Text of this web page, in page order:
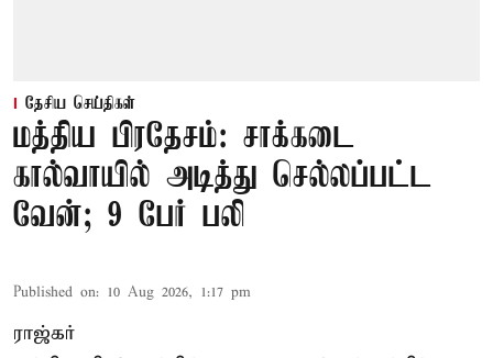
தேசிய செய்திகள்
மத்திய பிரதேசம்: சாக்கடை
கால்வாயில் அடித்து செல்லப்பட்ட
வேன்; 9 பேர் பலி
Published on: 10 Aug 2026, 1:17 pm
ராஜ்கர்